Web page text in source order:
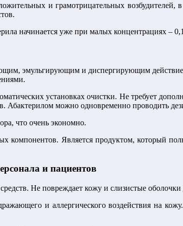
и грамотрицательных возбудителей,
начинается уже при малых концентрациях –
эмульгирующим и диспергирующим
установках очистки. Не требует
Абактерилом можно одновременно проводить
что очень экономно.
компонентов. Является продуктом, который
и пациентов
Не повреждает кожу и слизистые
и аллергического воздействия на